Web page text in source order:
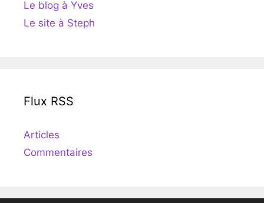
Le blog à Yves
Le site à Steph
Flux RSS
Articles
Commentaires